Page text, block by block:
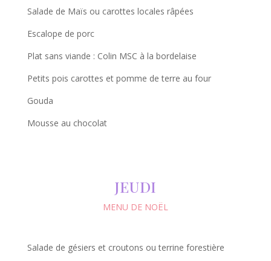
Salade de Maïs ou carottes locales râpées
Escalope de porc
Plat sans viande : Colin MSC à la bordelaise
Petits pois carottes et pomme de terre au four
Gouda
Mousse au chocolat
JEUDI
MENU DE NOËL
Salade de gésiers et croutons ou terrine forestière